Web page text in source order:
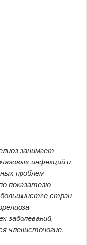
занимает
инфекций и
проблем
показателю
стран
заболеваний,
членистоногие.